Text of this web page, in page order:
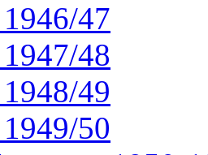
47
48
49
50